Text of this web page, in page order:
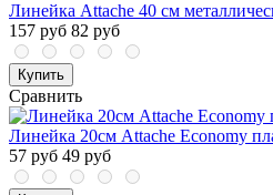
Линейка Attache 40 см
157 руб 82 руб
Купить
Сравнить
Линейка 20см Attache Economy
57 руб 49 руб